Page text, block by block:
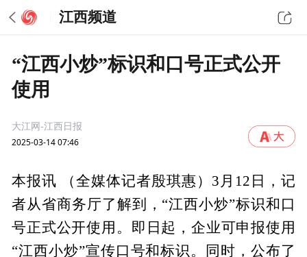
江西频道
“江西小炒”标识和口号正式公开
使用
大江网-江西日报
2025-03-14 07:46
本报讯 （全媒体记者殷琪惠）3月12日，记
者从省商务厅了解到，“江西小炒”标识和口
号正式公开使用。即日起，企业可申报使用
“江西小炒”宣传口号和标识。同时，公布了